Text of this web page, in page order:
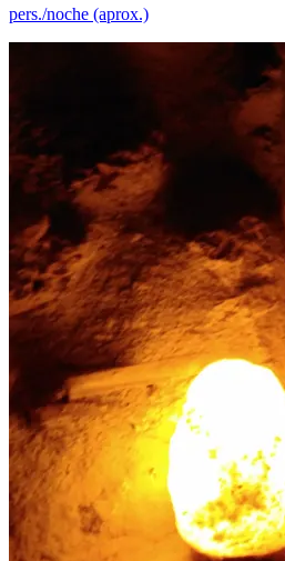
pers./noche (aprox.)